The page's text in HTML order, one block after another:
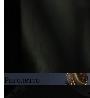
Риголетто